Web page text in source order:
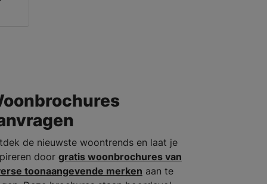
de nieuwste woontrends en laat je
door gratis woonbrochures van
toonaangevende merken aan te